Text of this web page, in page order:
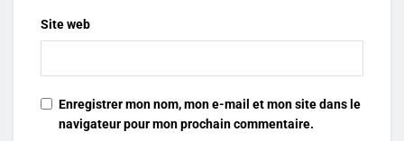
Site web
Enregistrer mon nom, mon e-mail et mon site dans le
navigateur pour mon prochain commentaire.